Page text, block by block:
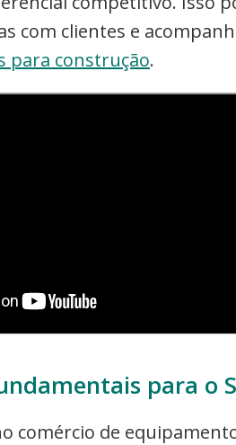
com clientes e
para construção.
para o
comércio de